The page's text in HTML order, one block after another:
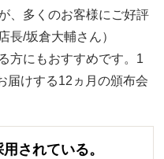
、多くのお客様にご好評
長/坂倉大輔さん）
方にもおすすめです。1
届けする12ヵ月の頒布会
されている。